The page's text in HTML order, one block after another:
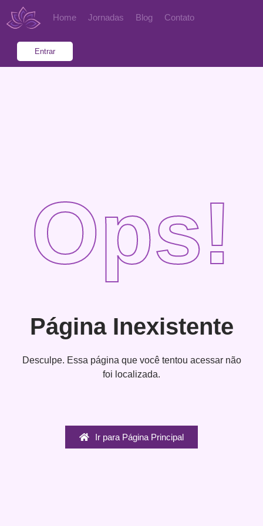
Home Jornadas Blog Contato
Entrar
Ops!
Página Inexistente
Desculpe. Essa página que você tentou acessar não
foi localizada.
Ir para Página Principal